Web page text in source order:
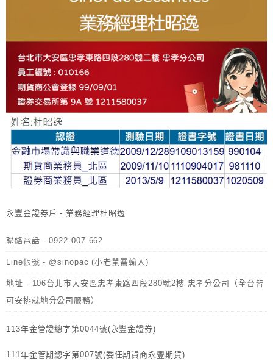
永豐金證券戶 - 業務經理杜昭逸
聯絡電話 - 0922-007-662
Line帳號 - @sinopac (小老鼠需輸入)
地址 - 106台北市大安區忠孝東路四段280號2樓 忠孝分公司（全台皆
可安排就地分公司服務）
113年金管證總字第0044號(永豐金證券)
111年金管期總字第007號(委任期貨商永豐期貨)